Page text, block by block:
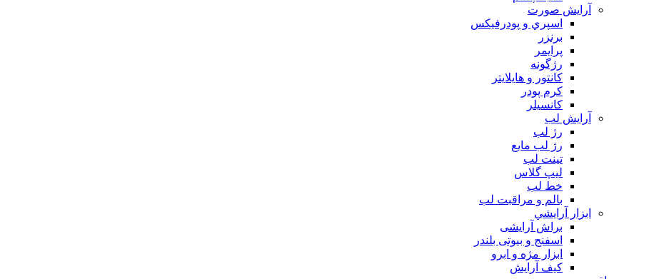
آرايش صورت
اسپري و پودرفيكس
برنزر
پرايمر
رژگونه
كانتور و هايلايتر
كرم پودر
كانسيلر
آرايش لب
رژ لب
رژ لب مایع
تینت لب
لیپ گلاس
خط لب
بالم و مراقبت لب
ابزار آرايشي
براش آرایشی
اسفنج و بیوتی بلندر
ابزار مژه و ابرو
کیف آرایش